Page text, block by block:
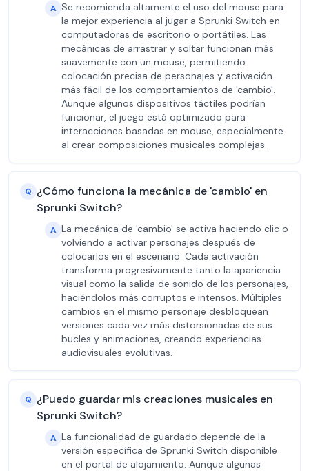
A Se recomienda altamente el uso del mouse para
la mejor experiencia al jugar a Sprunki Switch en
computadoras de escritorio o portátiles. Las
mecánicas de arrastrar y soltar funcionan más
suavemente con un mouse, permitiendo
colocación precisa de personajes y activación
más fácil de los comportamientos de 'cambio'.
Aunque algunos dispositivos táctiles podrían
funcionar, el juego está optimizado para
interacciones basadas en mouse, especialmente
al crear composiciones musicales complejas.
Q ¿Cómo funciona la mecánica de 'cambio' en
Sprunki Switch?
A La mecánica de 'cambio' se activa haciendo clic o
volviendo a activar personajes después de
colocarlos en el escenario. Cada activación
transforma progresivamente tanto la apariencia
visual como la salida de sonido de los personajes,
haciéndolos más corruptos e intensos. Múltiples
cambios en el mismo personaje desbloquean
versiones cada vez más distorsionadas de sus
bucles y animaciones, creando experiencias
audiovisuales evolutivas.
Q ¿Puedo guardar mis creaciones musicales en
Sprunki Switch?
A La funcionalidad de guardado depende de la
versión específica de Sprunki Switch disponible
en el portal de alojamiento. Aunque algunas